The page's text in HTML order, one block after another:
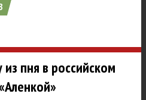
пня в российском